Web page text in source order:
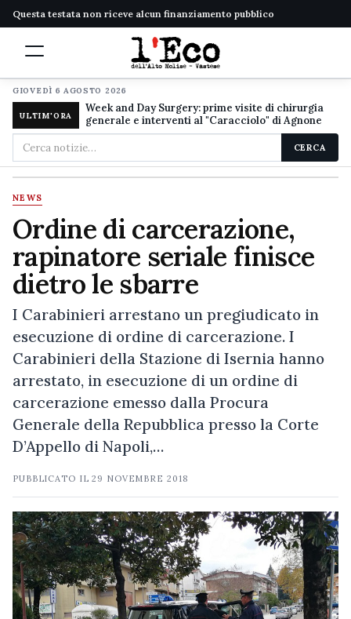
Questa testata non riceve alcun finanziamento pubblico
GIOVEDÌ 6 AGOSTO 2026
ULTIM'ORA
Week and Day Surgery: prime visite di chirurgia
generale e interventi al "Caracciolo" di Agnone
Cerca
nel
sito
CERCA
NEWS
Ordine di carcerazione,
rapinatore seriale finisce
dietro le sbarre
I Carabinieri arrestano un pregiudicato in
esecuzione di ordine di carcerazione. I
Carabinieri della Stazione di Isernia hanno
arrestato, in esecuzione di un ordine di
carcerazione emesso dalla Procura
Generale della Repubblica presso la Corte
D’Appello di Napoli,…
PUBBLICATO IL29 NOVEMBRE 2018